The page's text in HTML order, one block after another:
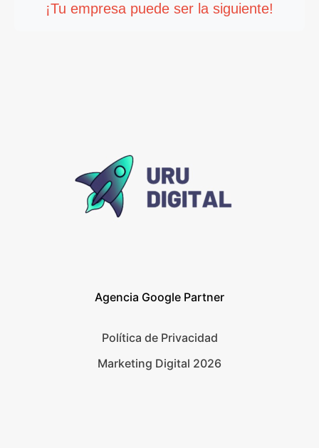
¡Tu empresa puede ser la siguiente!
Agencia Google Partner
Política de Privacidad
Marketing Digital 2026